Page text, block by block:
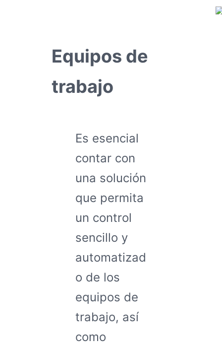
Equipos de
trabajo
Es esencial
contar con
una solución
que permita
un control
sencillo y
automatizad
o de los
equipos de
trabajo, así
como